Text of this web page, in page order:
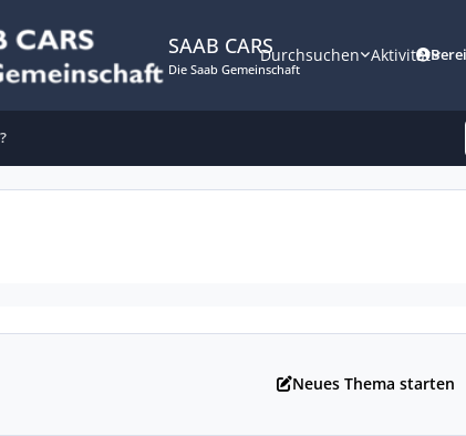
SAAB CARS
Die Saab Gemeinschaft
Durchsuchen Aktivität
Neues Thema starten